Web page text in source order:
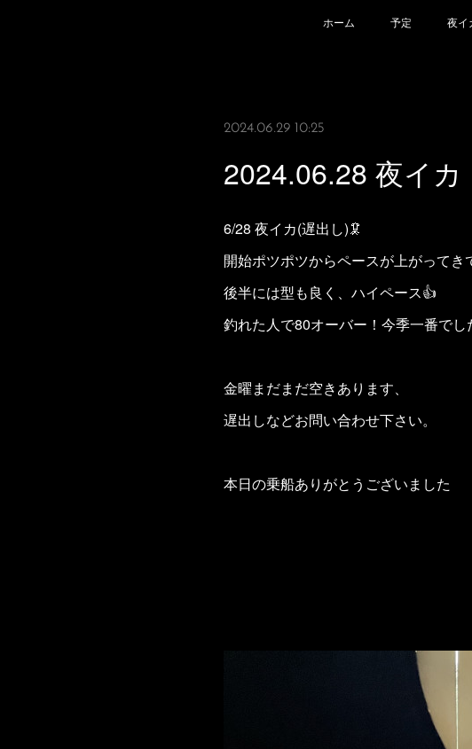
ホーム 予定 夜イ
2024.06.29 10:25
2024.06.28 夜イカ
6/28 夜イカ(遅出し)🦑
開始ポツポツからペースが上がってき
後半には型も良く、ハイペース👍
釣れた人で80オーバー！今季一番でし
金曜まだまだ空きあります、
遅出しなどお問い合わせ下さい。
本日の乗船ありがとうございました